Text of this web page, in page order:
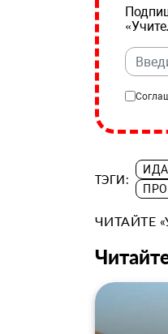
ТЭГИ:
ЧИТАЙТЕ